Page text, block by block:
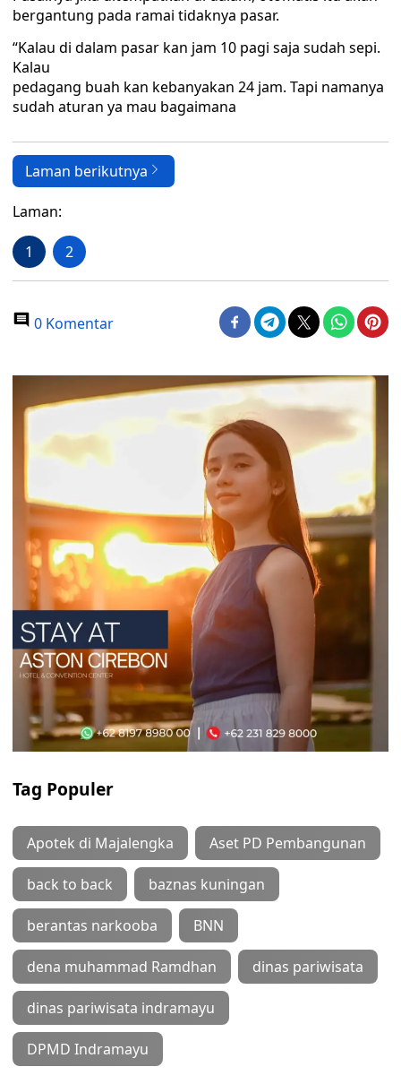
bergantung pada ramai tidaknya pasar.
“Kalau di dalam pasar kan jam 10 pagi saja sudah sepi.
Kalau
pedagang buah kan kebanyakan 24 jam. Tapi namanya
sudah aturan ya mau bagaimana
Laman berikutnya
Laman:
1 2
0 Komentar
Tag Populer
Apotek di Majalengka Aset PD Pembangunan
back to back baznas kuningan
berantas narkooba BNN
dena muhammad Ramdhan dinas pariwisata
dinas pariwisata indramayu
DPMD Indramayu